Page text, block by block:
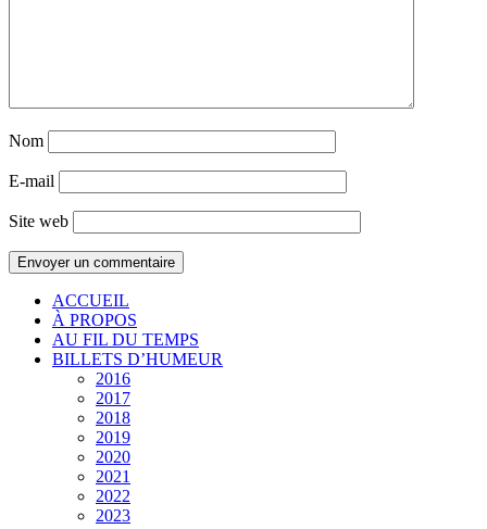
Nom
E-mail
Site web
ACCUEIL
À PROPOS
AU FIL DU TEMPS
BILLETS D’HUMEUR
2016
2017
2018
2019
2020
2021
2022
2023